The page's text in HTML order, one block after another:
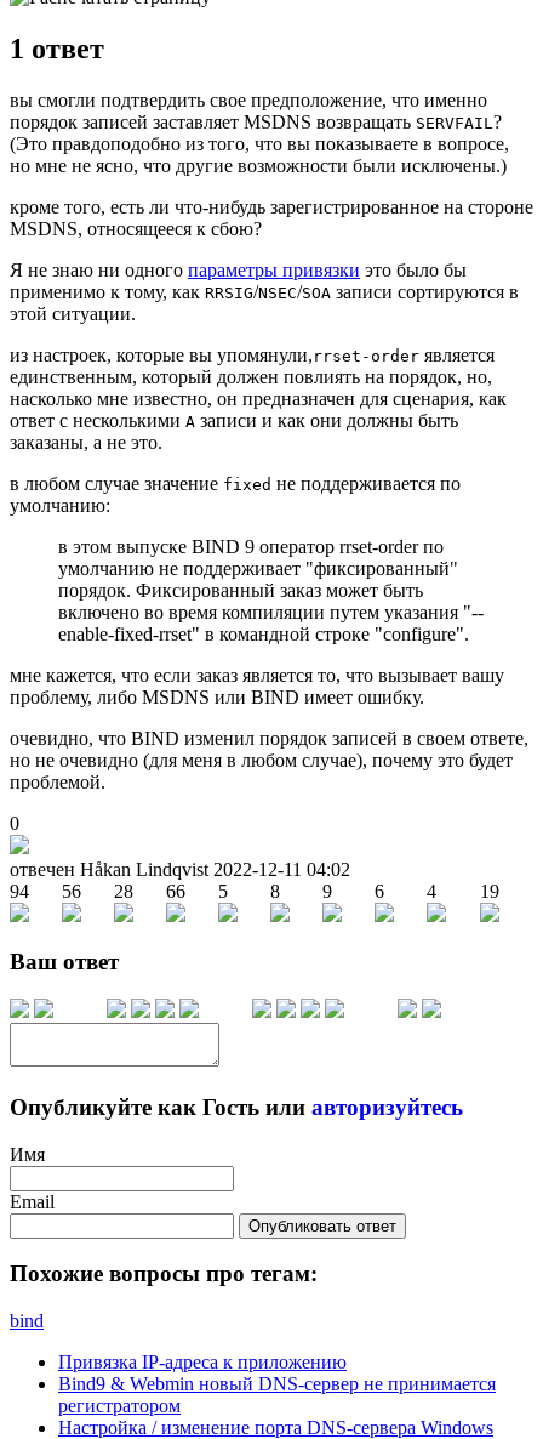
1 ответ
вы смогли подтвердить свое предположение, что именно
порядок записей заставляет MSDNS возвращать SERVFAIL ?
(Это правдоподобно из того, что вы показываете в вопросе,
но мне не ясно, что другие возможности были исключены.)
кроме того, есть ли что-нибудь зарегистрированное на стороне
MSDNS, относящееся к сбою?
Я не знаю ни одного параметры привязки это было бы
применимо к тому, как RRSIG/NSEC/SOA записи сортируются в
этой ситуации.
из настроек, которые вы упомянули, rrset-order является
единственным, который должен повлиять на порядок, но,
насколько мне известно, он предназначен для сценария, как
ответ с несколькими A записи и как они должны быть
заказаны, а не это.
в любом случае значение fixed не поддерживается по
умолчанию:
в этом выпуске BIND 9 оператор rrset-order по
умолчанию не поддерживает "фиксированный"
порядок. Фиксированный заказ может быть
включено во время компиляции путем указания "--
enable-fixed-rrset" в командной строке "configure".
мне кажется, что если заказ является то, что вызывает вашу
проблему, либо MSDNS или BIND имеет ошибку.
очевидно, что BIND изменил порядок записей в своем ответе,
но не очевидно (для меня в любом случае), почему это будет
проблемой.
0
отвечен Håkan Lindqvist 2022-12-11 04:02
94
56 28 66 5 8 9 6 4 19
Ваш ответ
Опубликуйте как Гость или авторизуйтесь
Имя
Email
Опубликовать ответ
Похожие вопросы про тегам:
bind
Привязка IP-адреса к приложению
Bind9 & Webmin новый DNS-сервер не принимается
регистратором
Настройка / изменение порта DNS-сервера Windows